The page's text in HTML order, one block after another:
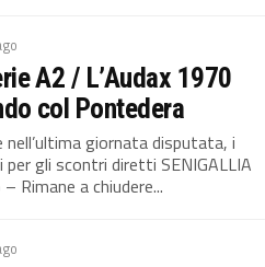
A2 / L’Audax 1970
col Pontedera
giornata disputata, i
per gli scontri diretti SENIGALLIA
Rimane a chiudere...